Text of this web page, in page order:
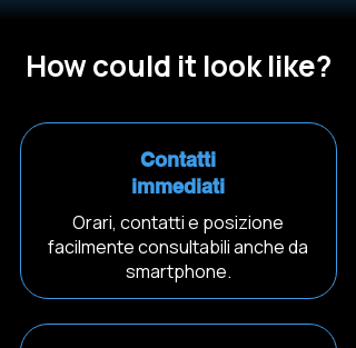
How could it look like?
Contatti
immediati
Orari, contatti e posizione
facilmente consultabili anche da
smartphone.